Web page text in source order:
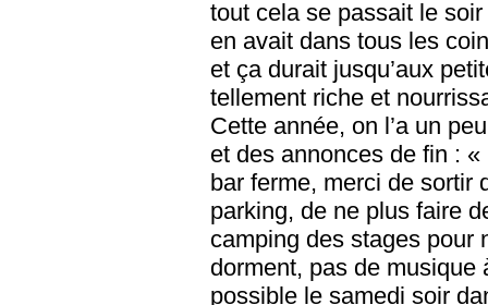
tout cela se passait le
en avait dans tous les
et ça durait jusqu’aux
tellement riche et
Cette année, on l’a un
et des annonces de fin :
bar ferme, merci de sortir
parking, de ne plus faire
camping des stages pour
dorment, pas de
possible le samedi soir